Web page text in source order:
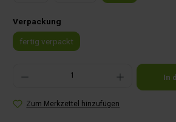
Verpackung
fertig verpackt
Produkt Anzahl: Gib den gewünschten Wert ein oder
In
Zum Merkzettel hinzufügen